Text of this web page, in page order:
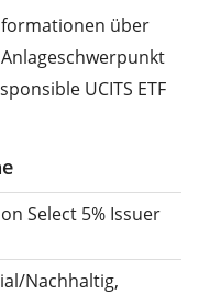
über
UCITS ETF
Select 5% Issuer
Nachhaltig,